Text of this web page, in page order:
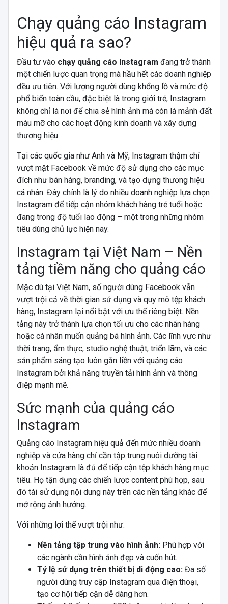
Chạy quảng cáo Instagram
hiệu quả ra sao?
Đầu tư vào chạy quảng cáo Instagram đang trở thành
một chiến lược quan trọng mà hầu hết các doanh nghiệp
đều ưu tiên. Với lượng người dùng khổng lồ và mức độ
phổ biến toàn cầu, đặc biệt là trong giới trẻ, Instagram
không chỉ là nơi để chia sẻ hình ảnh mà còn là mảnh đất
màu mỡ cho các hoạt động kinh doanh và xây dựng
thương hiệu.
Tại các quốc gia như Anh và Mỹ, Instagram thậm chí
vượt mặt Facebook về mức độ sử dụng cho các mục
đích như bán hàng, branding, và tạo dựng thương hiệu
cá nhân. Đây chính là lý do nhiều doanh nghiệp lựa chọn
Instagram để tiếp cận nhóm khách hàng trẻ tuổi hoặc
đang trong độ tuổi lao động – một trong những nhóm
tiêu dùng chủ lực hiện nay.
Instagram tại Việt Nam – Nền
tảng tiềm năng cho quảng cáo
Mặc dù tại Việt Nam, số người dùng Facebook vẫn
vượt trội cả về thời gian sử dụng và quy mô tệp khách
hàng, Instagram lại nổi bật với ưu thế riêng biệt. Nền
tảng này trở thành lựa chọn tối ưu cho các nhãn hàng
hoặc cá nhân muốn quảng bá hình ảnh. Các lĩnh vực như
thời trang, ẩm thực, studio nghệ thuật, triển lãm, và các
sản phẩm sáng tạo luôn gắn liền với quảng cáo
Instagram bởi khả năng truyền tải hình ảnh và thông
điệp mạnh mẽ.
Sức mạnh của quảng cáo
Instagram
Quảng cáo Instagram hiệu quả đến mức nhiều doanh
nghiệp và cửa hàng chỉ cần tập trung nuôi dưỡng tài
khoản Instagram là đủ để tiếp cận tệp khách hàng mục
tiêu. Họ tận dụng các chiến lược content phù hợp, sau
đó tái sử dụng nội dung này trên các nền tảng khác để
mở rộng ảnh hưởng.
Với những lợi thế vượt trội như:
Nền tảng tập trung vào hình ảnh:Phù hợp với
các ngành cần hình ảnh đẹp và cuốn hút.
Tỷ lệ sử dụng trên thiết bị di động cao:Đa số
người dùng truy cập Instagram qua điện thoại,
tạo cơ hội tiếp cận dễ dàng hơn.